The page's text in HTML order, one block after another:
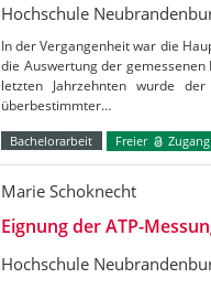
Hochschule
In der Vergangenheit war die
die Auswertung der
letzten Jahrzehnten wurde
überbestimmter…
Bachelorarbeit Freier Zugang
Marie Schoknecht
Eignung der ATP-
Hochschule